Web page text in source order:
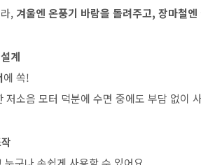
, 겨울엔 온풍기 바람을 돌려주고, 장마철엔
계
에 쏙!
저소음 모터 덕분에 수면 중에도 부담 없이